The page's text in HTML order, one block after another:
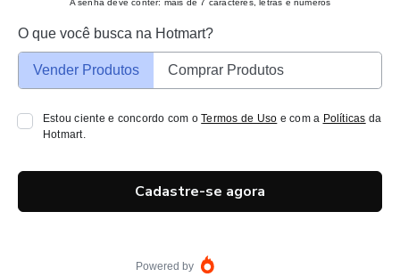
A senha deve conter: mais de 7 caracteres, letras e números
O que você busca na Hotmart?
Vender Produtos Comprar Produtos
Estou ciente e concordo com oTermos de Uso e com a Políticas da
Hotmart.
Cadastre-se agora
Powered by